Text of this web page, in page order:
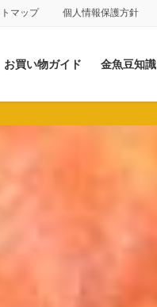
マップ 個人情報保護方針
お買い物ガイド 金魚豆知識